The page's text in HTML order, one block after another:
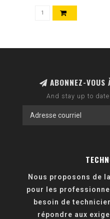
ABONNEZ-VOUS
And stay up to
Nous proposons de
pour les
besoin de
répondre aux